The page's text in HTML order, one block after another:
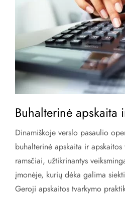
Buhalterinė apskaita
Dinamiškoje verslo pasaulio
buhalterinė apskaita ir apskaitos
ramsčiai, užtikrinantys
įmonėje, kurių dėka galima
Geroji apskaitos tvarkymo